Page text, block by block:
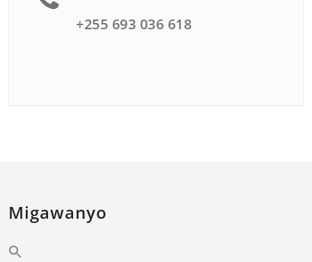
+255 693 036 618
Migawanyo